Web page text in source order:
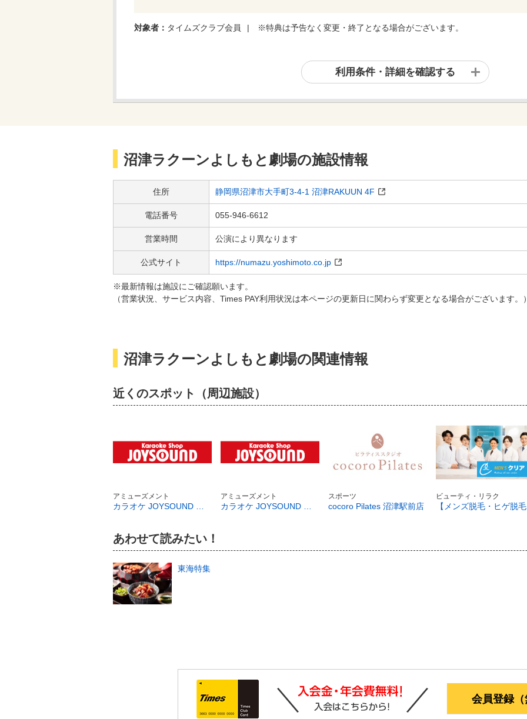
対象者： タイムズクラブ会員 ※特典は予告なく変更・終了となる場合がございます。
利用条件・詳細を確認する
沼津ラクーンよしもと劇場の施設情報
住所 静岡県沼津市大手町3-4-1 沼津RAKUUN 4F
電話番号 055-946-6612
営業時間 公演により異なります
公式サイト https://numazu.yoshimoto.co.jp
※最新情報は施設にご確認願います。
（営業状況、サービス内容、Times PAY利用状況は本ページの​更新日に関わらず変更となる場合がございます。
沼津ラクーンよしもと劇場の関連情報
近くのスポット（周辺施設）
アミューズメント アミューズメント スポーツ
cocoro Pilates 沼津駅前店
ビューティ・リラク
あわせて読みたい！
東海特集
会員登録